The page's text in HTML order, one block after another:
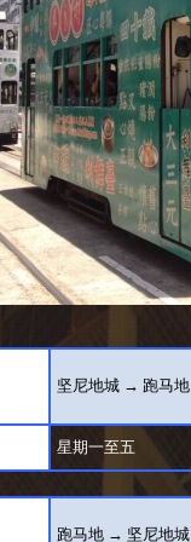
坚尼地城 → 跑马地
星期一至五
跑马地 → 坚尼地城